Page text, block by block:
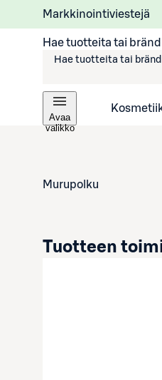
Markkinointiviestejä
Hae tuotteita tai
Avaa
valikko
Murupolku
Tuotteen